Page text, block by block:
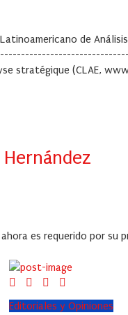
de
stratégique (CLAE,
es requerido por su
Editoriales y Opiniones